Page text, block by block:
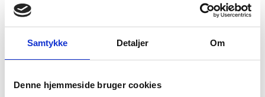
Samtykke Detaljer Om
Denne hjemmeside bruger cookies
Aktiv
Revisor
Uoplyst
Uoplyst